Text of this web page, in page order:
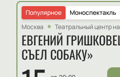
Моноспектакль
Популярное
Москва
Театральный центр
ЕВГЕНИЙ
СЪЕЛ СОБАКУ»